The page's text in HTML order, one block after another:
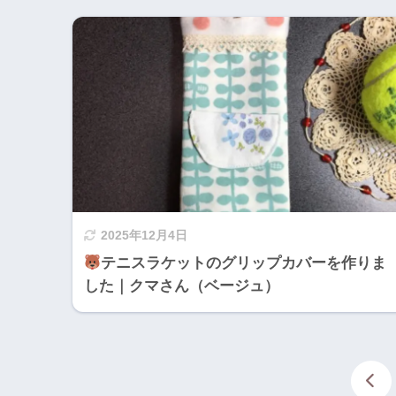
2025年12月4日
テニスラケットのグリップカバーを作りま
した｜クマさん（ベージュ）